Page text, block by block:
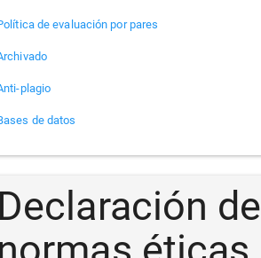
de evaluación por pares
plagio
de datos
Declaración de